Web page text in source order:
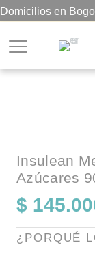
Domicilios en
Insulean
Azúcares
$
¿PORQUÉ